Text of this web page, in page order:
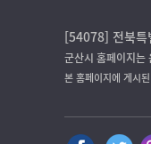
[54078] 전북특
군산시 홈페이지
본 홈페이지에 게시